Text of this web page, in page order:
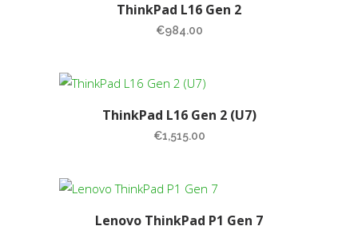
ThinkPad L16 Gen 2
€984.00
ThinkPad L16 Gen 2 (U7)
€1,515.00
Lenovo ThinkPad P1 Gen 7